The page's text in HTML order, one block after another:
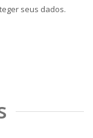
seus dados.